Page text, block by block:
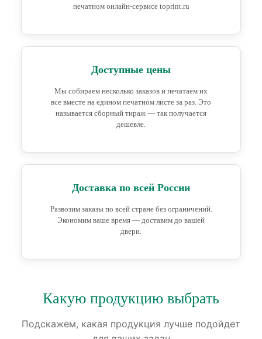
печатном онлайн-сервисе toprint.ru
Доступные цены
Мы собираем несколько заказов и печатаем их
все вместе на едином печатном листе за раз. Это
называется сборный тираж — так получается
дешевле.
Доставка по всей России
Развозим заказы по всей стране без ограничений.
Экономим ваше время — доставим до вашей
двери.
Какую продукцию выбрать
Подскажем, какая продукция лучше подойдет